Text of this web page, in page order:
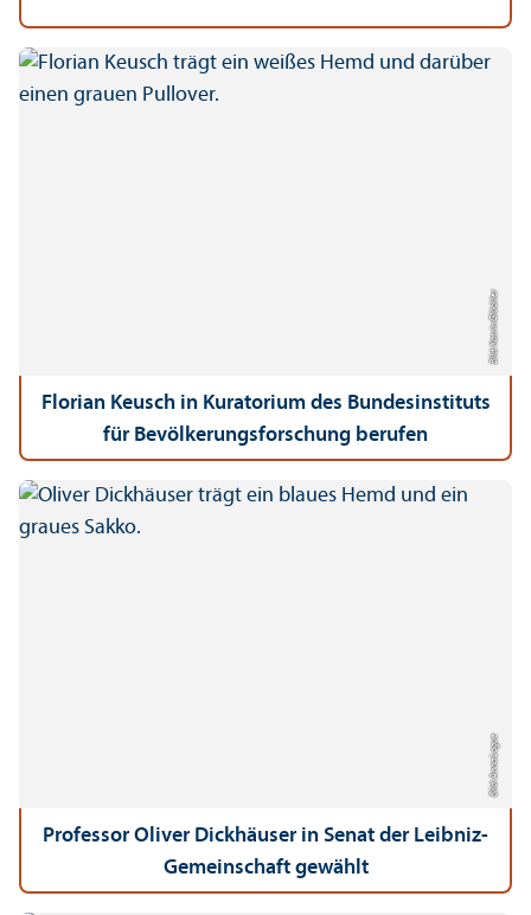
Bild: Katrin Glückler
Florian Keusch in Kuratorium des Bundes­instituts
für Bevölkerungs­forschung berufen
Bild: Anna Logue
Professor Oliver Dickhäuser in Senat der Leibniz-
Gemeinschaft gewählt